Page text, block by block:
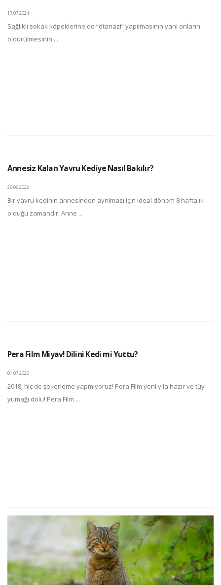
17.07.2024
Sağlıklı sokak köpeklerine de “ötanazi” yapılmasının yani onların
öldürülmesinin ...
Annesiz Kalan Yavru Kediye Nasıl Bakılır?
26.06.2022
Bir yavru kedinin annesinden ayrılması için ideal dönem 8 haftalık
olduğu zamandır. Anne ...
Pera Film Miyav! Dilini Kedi mi Yuttu?
01.07.2020
2018, hiç de şekerleme yapmıyoruz! Pera Film yeni yıla hazır ve tüy
yumağı dolu! Pera Film ...